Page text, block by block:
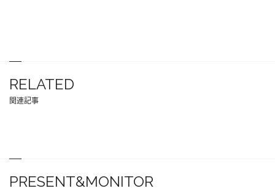
RELATED
関連記事
PRESENT&MONITOR